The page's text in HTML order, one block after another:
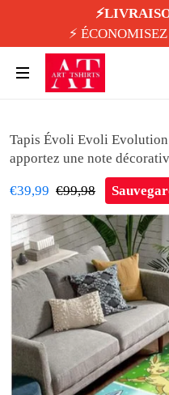
⚡️ ÉCONOMISEZ
Tapis Évoli Evoli
apportez une note
€39,99 €99,98